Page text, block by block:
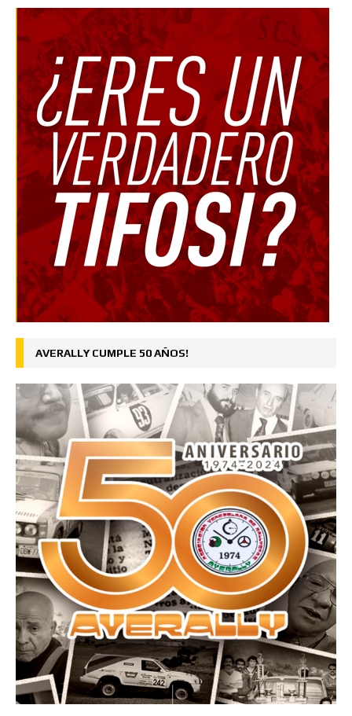
AVERALLY CUMPLE 50 AÑOS!